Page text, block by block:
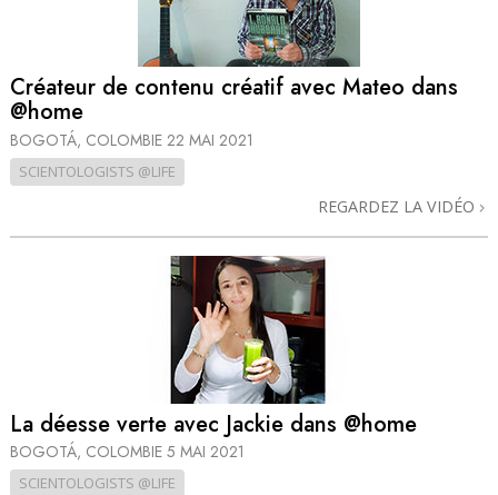
Créateur de contenu créatif avec Mateo dans
@home
BOGOTÁ, COLOMBIE 22 MAI 2021
SCIENTOLOGISTS @LIFE
REGARDEZ LA VIDÉO
La déesse verte avec Jackie dans @home
BOGOTÁ, COLOMBIE 5 MAI 2021
SCIENTOLOGISTS @LIFE